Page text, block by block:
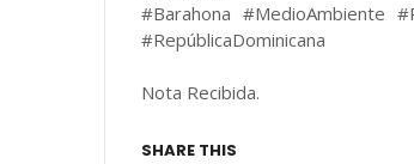
#Barahona #MedioAmbiente
#RepúblicaDominicana
Nota Recibida.
SHARE THIS